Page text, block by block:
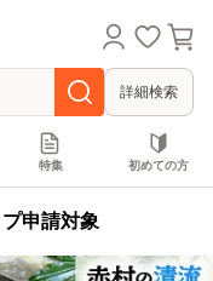
詳細検索
特集 初めての方
申請対象